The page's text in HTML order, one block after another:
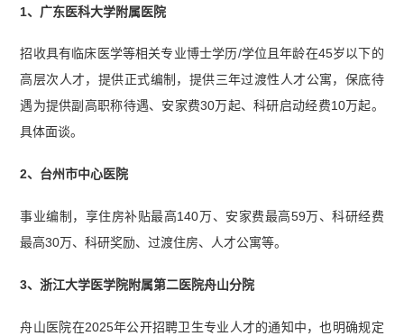
1、广东医科大学附属医院
招收具有临床医学等相关专业博士学历/学位且年龄在45岁以下的
高层次人才，提供正式编制，提供三年过渡性人才公寓，保底待
遇为提供副高职称待遇、安家费30万起、科研启动经费10万起。
具体面谈。
2、台州市中心医院
事业编制，享住房补贴最高140万、安家费最高59万、科研经费
最高30万、科研奖励、过渡住房、人才公寓等。
3、浙江大学医学院附属第二医院舟山分院
舟山医院在2025年公开招聘卫生专业人才的通知中，也明确规定